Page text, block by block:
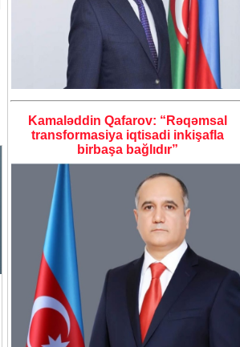
Kamaləddin Qafarov: “Rəqəmsal
transformasiya iqtisadi inkişafla
birbaşa bağlıdır”